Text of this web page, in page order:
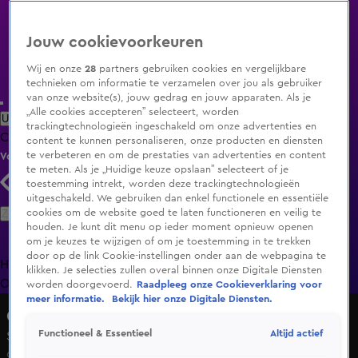
Uitzending Gemist Populaire programma's Zenders Genres
ClipsFilmsRadioSmart TV inlogShop
Volg KIJK
Zoeken
HomeUitzending Gemist Programma's De Bondgenoten
OranjezomerLivestreamsShop
Crisis in de tent
Seizoen 1, aflevering 6
6 okt 2020, 21:30
Jouw cookievoorkeuren
Wij en onze28 partners gebruiken cookies en vergelijkbare
technieken om informatie te verzamelen over jou als gebruiker
van onze website(s), jouw gedrag en jouw apparaten. Als je
„Alle cookies accepteren” selecteert, worden
trackingtechnologieën ingeschakeld om onze advertenties en
content te kunnen personaliseren, onze producten en diensten
te verbeteren en om de prestaties van advertenties en content
te meten. Als je „Huidige keuze opslaan” selecteert of je
toestemming intrekt, worden deze trackingtechnologieën
uitgeschakeld. We gebruiken dan enkel functionele en essentiële
cookies om de website goed te laten functioneren en veilig te
houden. Je kunt dit menu op ieder moment opnieuw openen
om je keuzes te wijzigen of om je toestemming in te trekken
door op de link Cookie-instellingen onder aan de webpagina te
klikken. Je selecties zullen overal binnen onze Digitale Diensten
worden doorgevoerd.
Raadpleeg onze Cookieverklaring voor
meer informatie.
Bekijk hier onze Digitale Diensten.
Functioneel & Essentieel Altijd actief